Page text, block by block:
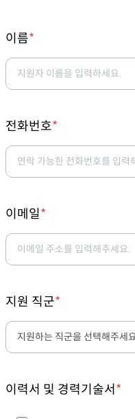
이름*
전화번호*
이메일*
지원 직군*
이력서 및 경력기술서 *